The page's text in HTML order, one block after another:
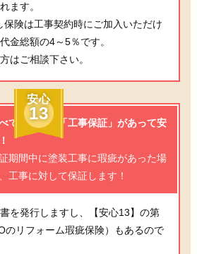
ます。
険は工事契約時にご加入いただけ
金総額の4～5％です。
はご相談下さい。
安心
13
ての工事に「工事保証」があって安
期間中に塗装工事に瑕疵があった場
工事に対して保証します！
を発行しますし、【安心13】の第
のリフォーム瑕疵保険）もあるので